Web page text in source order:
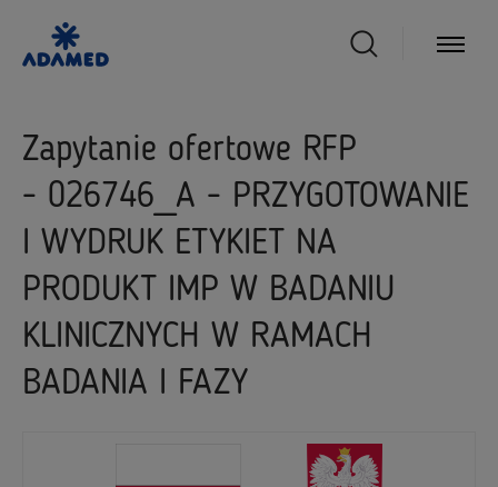
Zapytanie ofertowe RFP
- 026746_A - PRZYGOTOWANIE
I WYDRUK ETYKIET NA
PRODUKT IMP W BADANIU
KLINICZNYCH W RAMACH
BADANIA I FAZY